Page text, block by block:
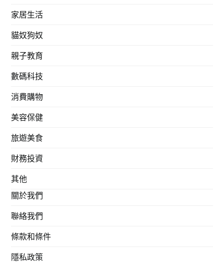
家居生活
貓奴狗奴
親子教育
數碼科技
消費購物
美容保健
旅遊美食
財務投資
其他
關於我們
聯絡我們
條款和條件
隱私政策